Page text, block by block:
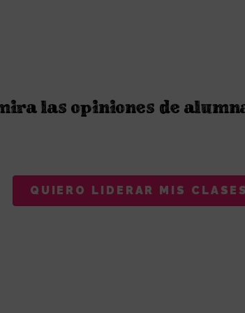
las opiniones de
QUIERO LIDERAR MIS CLASES